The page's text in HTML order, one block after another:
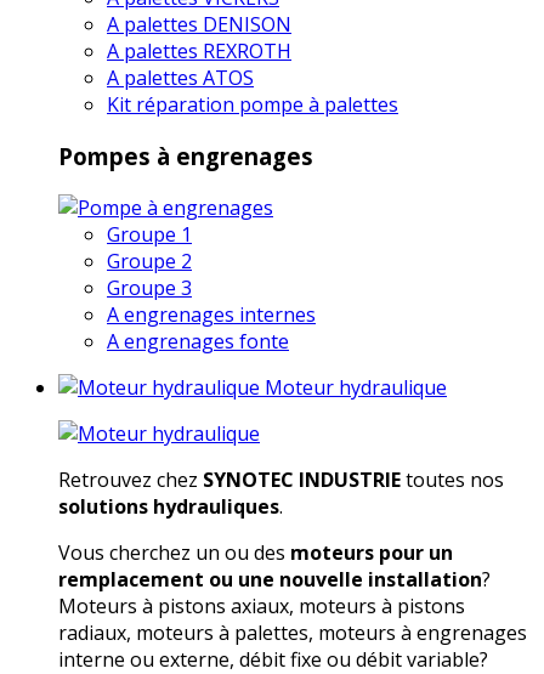
A palettes DENISON
A palettes REXROTH
A palettes ATOS
Kit réparation pompe à palettes
Pompes à engrenages
Groupe 1
Groupe 2
Groupe 3
A engrenages internes
A engrenages fonte
Moteur hydraulique
Retrouvez chez SYNOTEC INDUSTRIEtoutes nos
solutions hydrauliques.
Vous cherchez un ou des moteurs pour un
remplacement ou une nouvelle installation?
Moteurs à pistons axiaux, moteurs à pistons
radiaux, moteurs à palettes, moteurs à engrenages
interne ou externe, débit fixe ou débit variable?